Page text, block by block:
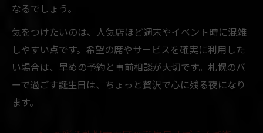
なるでしょう。
気をつけたいのは、人気店ほど週末やイベント時に混雑
しやすい点です。希望の席やサービスを確実に利用した
い場合は、早めの予約と事前相談が大切です。札幌のバ
ーで過ごす誕生日は、ちょっと贅沢で心に残る夜になり
ます。